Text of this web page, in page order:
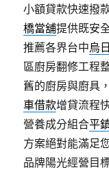
小額貸款快速撥
橋當舖提供既安
推薦各界台中烏
區廚房翻修工程
舊的廚房與廚具
車借款增貸流程
營養成分組合平
方案絕對能滿足
品牌陽光經營目